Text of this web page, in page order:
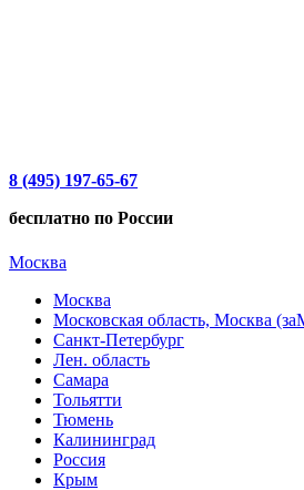
8 (495) 197-65-67
бесплатно по России
Москва
Москва
Московская область, Москва
Санкт-Петербург
Лен. область
Самара
Тольятти
Тюмень
Калининград
Россия
Крым